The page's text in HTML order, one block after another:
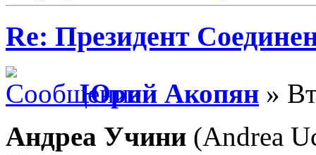
Re: Президент
Юрий Акопян »
Андреа Учини (Andrea